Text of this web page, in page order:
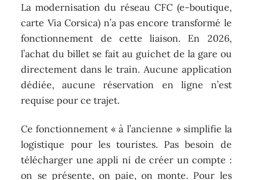
La modernisation du réseau CFC (e-boutique,
carte Via Corsica) n’a pas encore transformé le
fonctionnement de cette liaison. En 2026,
l’achat du billet se fait au guichet de la gare ou
directement dans le train. Aucune application
dédiée, aucune réservation en ligne n’est
requise pour ce trajet.
Ce fonctionnement « à l’ancienne » simplifie la
logistique pour les touristes. Pas besoin de
télécharger une appli ni de créer un compte :
on se présente, on paie, on monte. Pour les